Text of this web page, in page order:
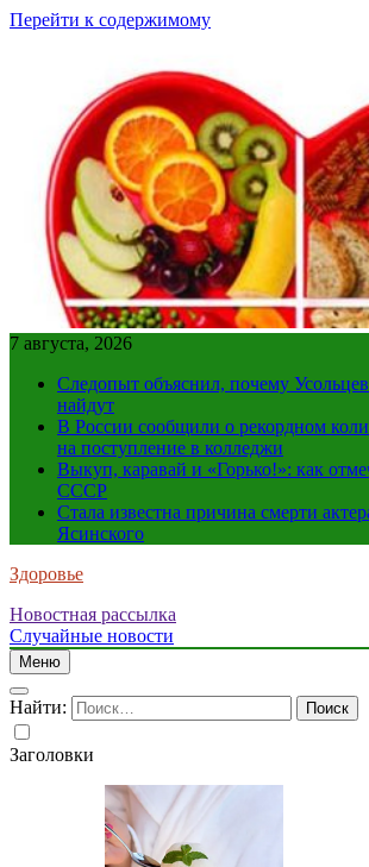
Перейти к содержимому
7 августа, 2026
Следопыт объяснил, почему
найдут
В России сообщили о рекордном
на поступление в колледжи
Выкуп, каравай и «Горько!»: как
СССР
Стала известна причина смерти
Ясинского
Здоровье
Новостная рассылка
Случайные новости
Меню
Найти:
Заголовки